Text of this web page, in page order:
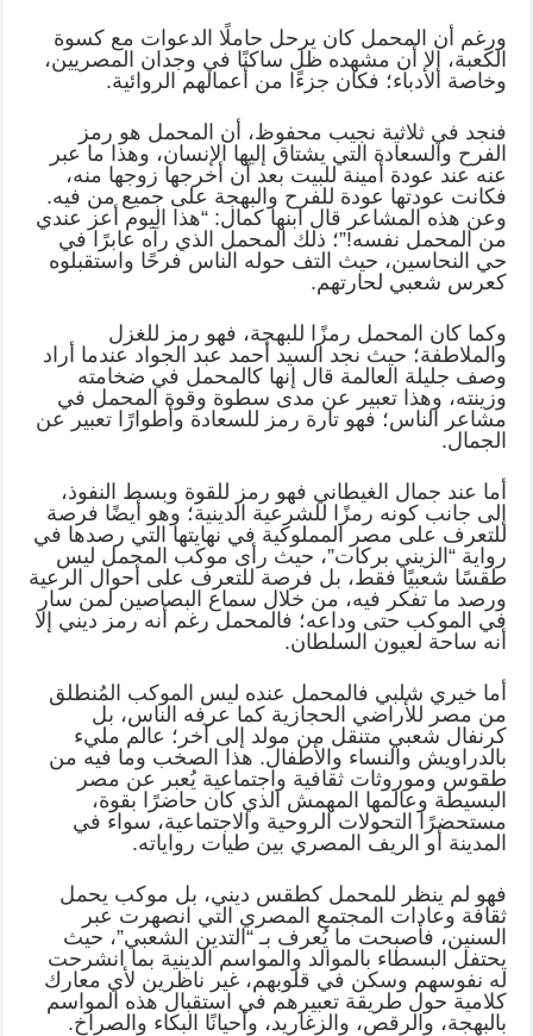
ورغم أن المحمل كان يرحل حاملًا الدعوات مع كسوة
الكعبة، إلا أن مشهده ظل ساكنًا في وجدان المصريين،
وخاصة الأدباء؛ فكان جزءًا من أعمالهم الروائية.
فنجد في ثلاثية نجيب محفوظ، أن المحمل هو رمز
الفرح والسعادة التي يشتاق إليها الإنسان، وهذا ما عبر
عنه عند عودة أمينة للبيت بعد أن أخرجها زوجها منه،
فكانت عودتها عودة للفرح والبهجة على جميع من فيه.
وعن هذه المشاعر قال ابنها كمال: “هذا اليوم أعز عندي
من المحمل نفسه!”؛ ذلك المحمل الذي رآه عابرًا في
حي النحاسين، حيث التف حوله الناس فرحًا واستقبلوه
كعرس شعبي لحارتهم.
وكما كان المحمل رمزًا للبهجة، فهو رمز للغزل
والملاطفة؛ حيث نجد السيد أحمد عبد الجواد عندما أراد
وصف جليلة العالمة قال إنها كالمحمل في ضخامته
وزينته، وهذا تعبير عن مدى سطوة وقوة المحمل في
مشاعر الناس؛ فهو تارة رمز للسعادة وأطوارًا تعبير عن
الجمال.
أما عند جمال الغيطاني فهو رمز للقوة وبسط النفوذ،
إلى جانب كونه رمزًا للشرعية الدينية؛ وهو أيضًا فرصة
للتعرف على مصر المملوكية في نهايتها التي رصدها في
رواية “الزيني بركات”، حيث رأى موكب المحمل ليس
طقسًا شعبيًا فقط، بل فرصة للتعرف على أحوال الرعية
ورصد ما تفكر فيه، من خلال سماع البصاصين لمن سار
في الموكب حتى وداعه؛ فالمحمل رغم أنه رمز ديني إلا
أنه ساحة لعيون السلطان.
أما خيري شلبي فالمحمل عنده ليس الموكب المُنطلق
من مصر للأراضي الحجازية كما عرفه الناس، بل
كرنفال شعبي متنقل من مولد إلى آخر؛ عالم مليء
بالدراويش والنساء والأطفال. هذا الصخب وما فيه من
طقوس وموروثات ثقافية واجتماعية يُعبر عن مصر
البسيطة وعالمها المهمش الذي كان حاضرًا بقوة،
مستحضرًا التحولات الروحية والاجتماعية، سواء في
المدينة أو الريف المصري بين طيات رواياته.
فهو لم ينظر للمحمل كطقس ديني، بل موكب يحمل
ثقافة وعادات المجتمع المصري التي انصهرت عبر
السنين، فأصبحت ما يُعرف بـ “التدين الشعبي”، حيث
يحتفل البسطاء بالموالد والمواسم الدينية بما انشرحت
له نفوسهم وسكن في قلوبهم، غير ناظرين لأي معارك
كلامية حول طريقة تعبيرهم في استقبال هذه المواسم
بالبهجة، والرقص، والزغاريد، وأحيانًا البكاء والصراخ.